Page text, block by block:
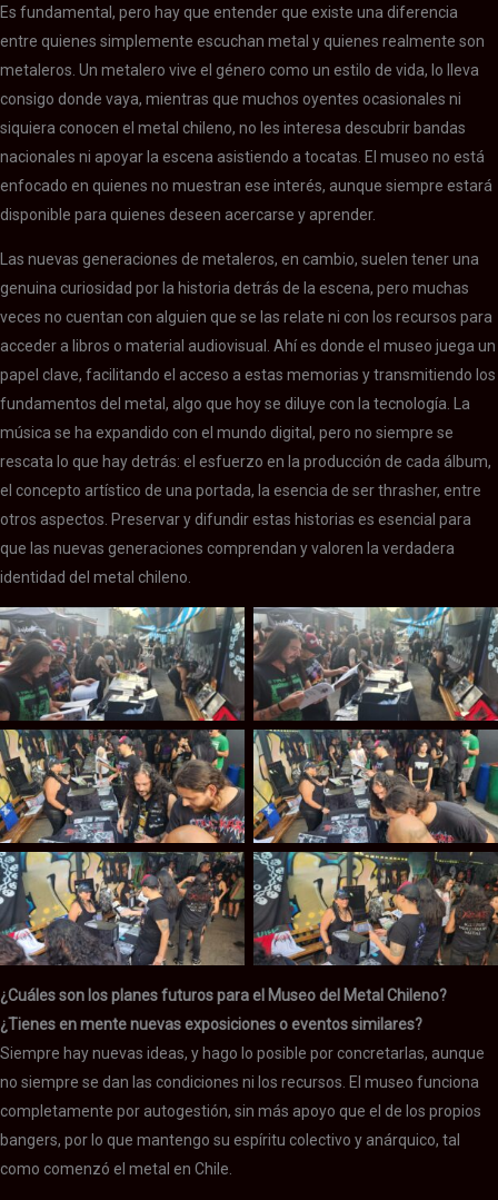
Es fundamental, pero hay que entender que existe una diferencia
entre quienes simplemente escuchan metal y quienes realmente son
metaleros. Un metalero vive el género como un estilo de vida, lo lleva
consigo donde vaya, mientras que muchos oyentes ocasionales ni
siquiera conocen el metal chileno, no les interesa descubrir bandas
nacionales ni apoyar la escena asistiendo a tocatas. El museo no está
enfocado en quienes no muestran ese interés, aunque siempre estará
disponible para quienes deseen acercarse y aprender.
Las nuevas generaciones de metaleros, en cambio, suelen tener una
genuina curiosidad por la historia detrás de la escena, pero muchas
veces no cuentan con alguien que se las relate ni con los recursos para
acceder a libros o material audiovisual. Ahí es donde el museo juega un
papel clave, facilitando el acceso a estas memorias y transmitiendo los
fundamentos del metal, algo que hoy se diluye con la tecnología. La
música se ha expandido con el mundo digital, pero no siempre se
rescata lo que hay detrás: el esfuerzo en la producción de cada álbum,
el concepto artístico de una portada, la esencia de ser thrasher, entre
otros aspectos. Preservar y difundir estas historias es esencial para
que las nuevas generaciones comprendan y valoren la verdadera
identidad del metal chileno.
Museo del Metal Chileno Museo del Metal Chileno
Museo del Metal Chileno Museo del Metal Chileno
Museo del Metal Chileno Museo del Metal Chileno
¿Cuáles son los planes futuros para el Museo del Metal Chileno?
¿Tienes en mente nuevas exposiciones o eventos similares?
Siempre hay nuevas ideas, y hago lo posible por concretarlas, aunque
no siempre se dan las condiciones ni los recursos. El museo funciona
completamente por autogestión, sin más apoyo que el de los propios
bangers, por lo que mantengo su espíritu colectivo y anárquico, tal
como comenzó el metal en Chile.